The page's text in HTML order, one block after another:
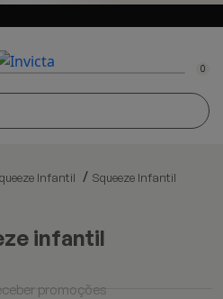
0
Infantil Squeeze Infantil
infantil
promoções